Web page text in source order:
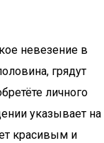
невезение в
грядут
личного
указывает на
красивым и